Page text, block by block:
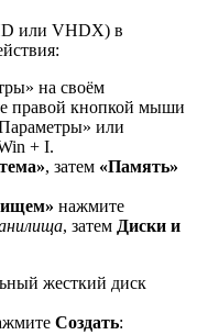
или VHDX) в
на своём
правой кнопкой мыши
или
+ I.
, затем «Память»
нажмите
, затем Диски и
жесткий диск
Создать: